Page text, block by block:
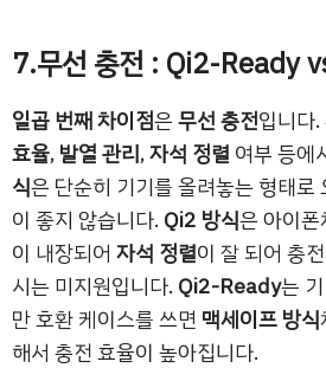
7.무선 충전 : Qi2-Ready
일곱 번째 차이점은무선 충전입니다
효율,발열 관리,자석 정렬 여부 등에
식은 단순히 기기를 올려놓는 형태로
이 좋지 않습니다. Qi2 방식은 아이
이 내장되어 자석 정렬이 잘 되어 충
시는 미지원입니다. Qi2-Ready는
만 호환 케이스를 쓰면 맥세이프 방식
해서 충전 효율이 높아집니다.